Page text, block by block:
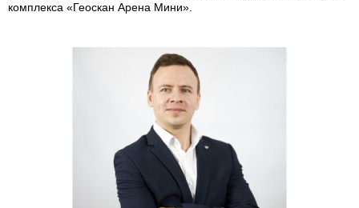
комплекса «Геоскан Арена Мини».